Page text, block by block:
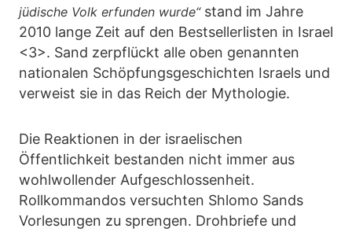
jüdische Volk erfunden wurde“stand im Jahre
2010 lange Zeit auf den Bestsellerlisten in Israel
<3>. Sand zerpflückt alle oben genannten
nationalen Schöpfungsgeschichten Israels und
verweist sie in das Reich der Mythologie.
Die Reaktionen in der israelischen
Öffentlichkeit bestanden nicht immer aus
wohlwollender Aufgeschlossenheit.
Rollkommandos versuchten Shlomo Sands
Vorlesungen zu sprengen. Drohbriefe und